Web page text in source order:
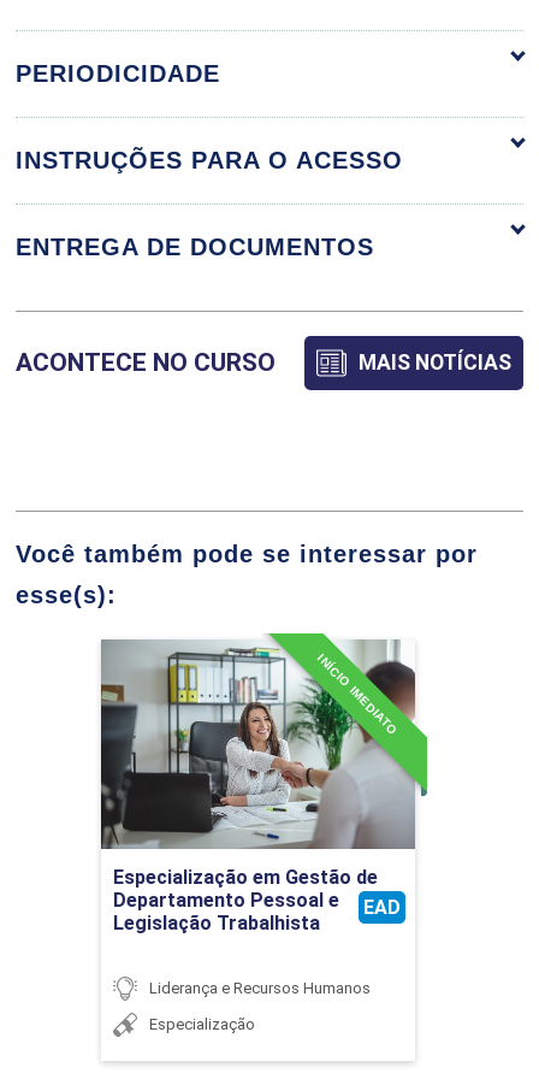
LIDERANÇA
36
36
COMUNICAÇÃO E FEEDBACK
ESTRATÉGICO
36
ÉTICA, DIVERSIDADE E INCLUSÃO NAS
ORGANIZAÇÕES
PERIODICIDADE
INSTRUÇÕES PARA O ACESSO
ENTREGA DE DOCUMENTOS
ACONTECE NO CURSO MAIS NOTÍCIAS
Você também pode se interessar por
esse(s):
Especialização em Gestão de
Departamento Pessoal e
Legislação Trabalhista
EAD
INÍCIO IMEDIATO
Liderança e Recursos Humanos
Especialização
Especialização em Gestão
de Departamento Pessoal e
Legislação Trabalhista
Detalhes do curso